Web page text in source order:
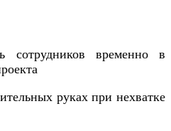
сотрудников временно в
руках при нехватке